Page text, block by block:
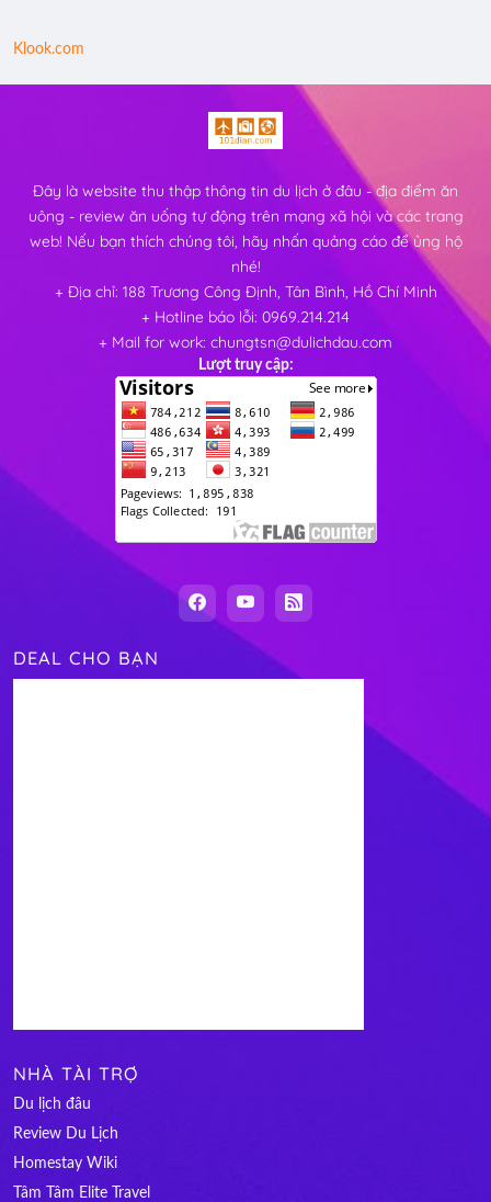
Klook.com
Đây là website thu thập thông tin du lịch ở đâu - địa điểm ăn
uông - review ăn uống tự động trên mạng xã hội và các trang
web! Nếu bạn thích chúng tôi, hãy nhấn quảng cáo để ủng hộ
nhé!
+ Địa chỉ: 188 Trương Công Định, Tân Bình, Hồ Chí Minh
+ Hotline báo lỗi: 0969.214.214
+ Mail for work: chungtsn@dulichdau.com
Lượt truy cập:
DEAL CHO BẠN
NHÀ TÀI TRỢ
Du lịch đâu
Review Du Lịch
Homestay Wiki
Tâm Tâm Elite Travel